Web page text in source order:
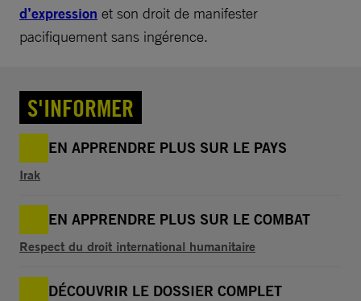
d’expression et son droit de manifester
pacifiquement sans ingérence.
S'INFORMER
EN APPRENDRE PLUS SUR LE PAYS
Irak
EN APPRENDRE PLUS SUR LE COMBAT
Respect du droit international humanitaire
DÉCOUVRIR LE DOSSIER COMPLET